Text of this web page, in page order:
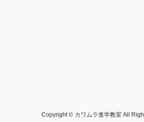
Copyright © カワムラ進学教室 All